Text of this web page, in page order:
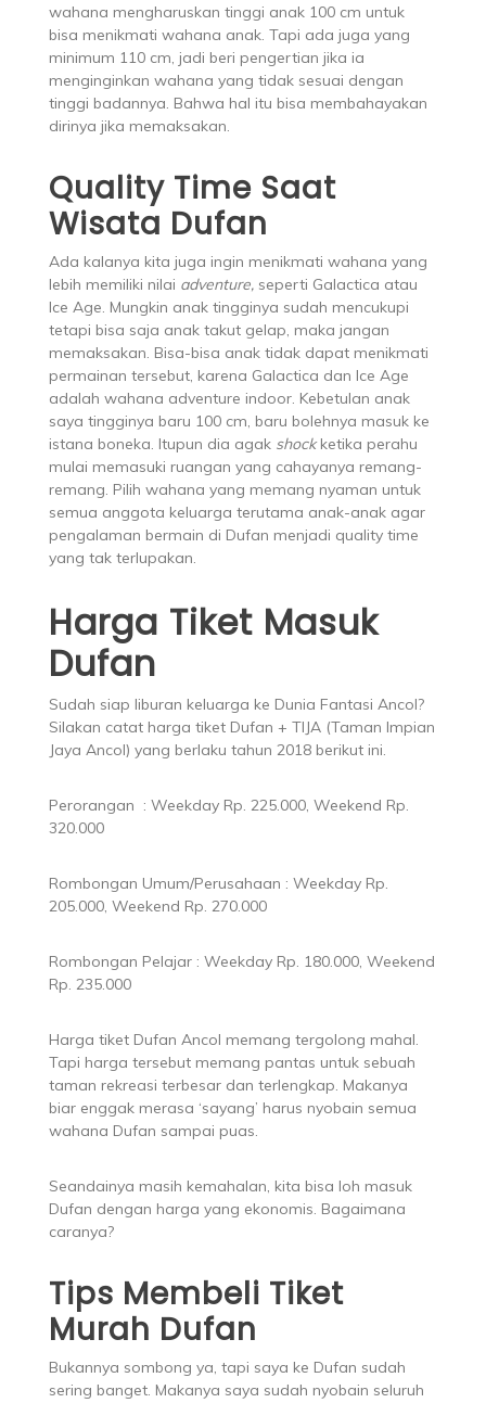
wahana mengharuskan tinggi anak 100 cm untuk
bisa menikmati wahana anak. Tapi ada juga yang
minimum 110 cm, jadi beri pengertian jika ia
menginginkan wahana yang tidak sesuai dengan
tinggi badannya. Bahwa hal itu bisa membahayakan
dirinya jika memaksakan.
Quality Time Saat
Wisata Dufan
Ada kalanya kita juga ingin menikmati wahana yang
lebih memiliki nilai adventure,seperti Galactica atau
Ice Age. Mungkin anak tingginya sudah mencukupi
tetapi bisa saja anak takut gelap, maka jangan
memaksakan. Bisa-bisa anak tidak dapat menikmati
permainan tersebut, karena Galactica dan Ice Age
adalah wahana adventure indoor. Kebetulan anak
saya tingginya baru 100 cm, baru bolehnya masuk ke
istana boneka. Itupun dia agak shockketika perahu
mulai memasuki ruangan yang cahayanya remang-
remang. Pilih wahana yang memang nyaman untuk
semua anggota keluarga terutama anak-anak agar
pengalaman bermain di Dufan menjadi quality time
yang tak terlupakan.
Harga Tiket Masuk
Dufan
Sudah siap liburan keluarga ke Dunia Fantasi Ancol?
Silakan catat harga tiket Dufan + TIJA (Taman Impian
Jaya Ancol) yang berlaku tahun 2018 berikut ini.
Perorangan : Weekday Rp. 225.000, Weekend Rp.
320.000
Rombongan Umum/Perusahaan : Weekday Rp.
205.000, Weekend Rp. 270.000
Rombongan Pelajar : Weekday Rp. 180.000, Weekend
Rp. 235.000
Harga tiket Dufan Ancol memang tergolong mahal.
Tapi harga tersebut memang pantas untuk sebuah
taman rekreasi terbesar dan terlengkap. Makanya
biar enggak merasa ‘sayang’ harus nyobain semua
wahana Dufan sampai puas.
Seandainya masih kemahalan, kita bisa loh masuk
Dufan dengan harga yang ekonomis. Bagaimana
caranya?
Tips Membeli Tiket
Murah Dufan
Bukannya sombong ya, tapi saya ke Dufan sudah
sering banget. Makanya saya sudah nyobain seluruh